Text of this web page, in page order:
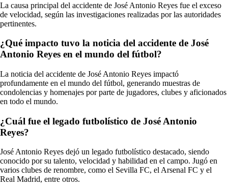
La causa principal del accidente de José Antonio Reyes fue el exceso
de velocidad, según las investigaciones realizadas por las autoridades
pertinentes.
¿Qué impacto tuvo la noticia del accidente de José
Antonio Reyes en el mundo del fútbol?
La noticia del accidente de José Antonio Reyes impactó
profundamente en el mundo del fútbol, generando muestras de
condolencias y homenajes por parte de jugadores, clubes y aficionados
en todo el mundo.
¿Cuál fue el legado futbolístico de José Antonio
Reyes?
José Antonio Reyes dejó un legado futbolístico destacado, siendo
conocido por su talento, velocidad y habilidad en el campo. Jugó en
varios clubes de renombre, como el Sevilla FC, el Arsenal FC y el
Real Madrid, entre otros.